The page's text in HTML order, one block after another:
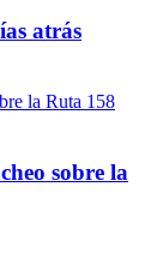
atrás
sobre la